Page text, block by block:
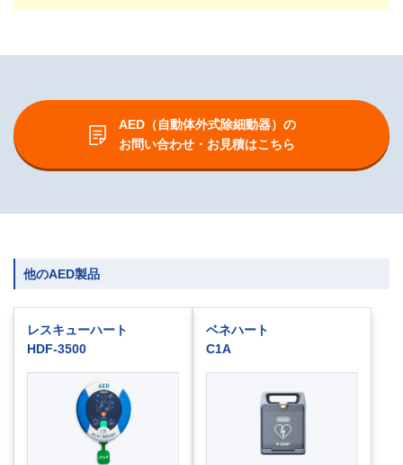
AED（自動体外式除細動器）の
お問い合わせ・お見積はこちら
他のAED製品
レスキューハート
HDF-3500
ベネハート
C1A